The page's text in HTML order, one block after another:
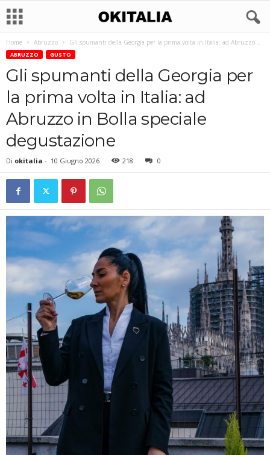
Home Abruzzo Gli spumanti della Georgia per la prima volta in Italia: ad Abruzzo...
ABRUZZO GUSTO
Gli spumanti della Georgia per
la prima volta in Italia: ad
Abruzzo in Bolla speciale
degustazione
Di okitalia - 10 Giugno 2026 218 0